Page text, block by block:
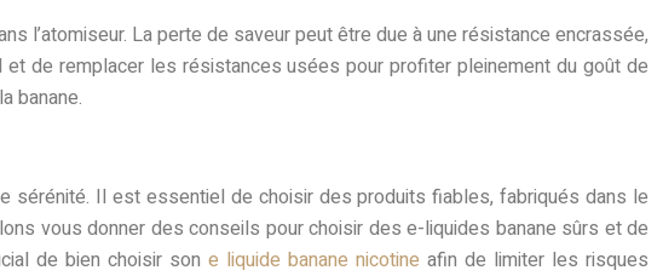
l’atomiseur. La perte de saveur peut être due à une résistance encrassée,
de remplacer les résistances usées pour profiter pleinement du goût de
banane.
sérénité. Il est essentiel de choisir des produits fiables, fabriqués dans le
vous donner des conseils pour choisir des e-liquides banane sûrs et de
de bien choisir son e liquide banane nicotine afin de limiter les risques